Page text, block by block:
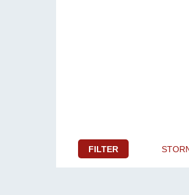
FILTER